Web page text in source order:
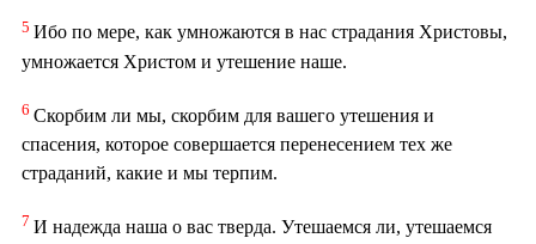
5 Ибо по мере, как умножаются в нас страдания Христовы,
умножается Христом и утешение наше.
6 Скорбим ли мы, скорбим для вашего утешения и
спасения, которое совершается перенесением тех же
страданий, какие и мы терпим.
7 И надежда наша о вас тверда. Утешаемся ли, утешаемся